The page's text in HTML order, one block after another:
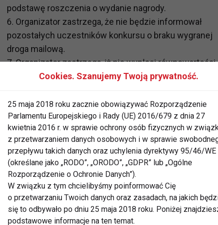
podstawę roszczenia o wydanie nagrody.
6. Organizator zastrzega, że nie będzie informował
pozostałych uczestników konkursu o braku wygranej
droga mailową.
7. Organizator zastrzega, iż nie wypłaci równowartości
nagród w gotówce.
siedzibie Organizatora. Organizator zastrzega sobie
możliwość publikacji danych zwycięzcy oraz treści
odpowiedzi na pytanie konkursowe m.in. na stronie
www.fit.pl
9. Za pomocą wiadomości email potwierdzającej
zwycięzca zostanie poproszony o potwierdzenie
osobowych oraz danych adresowych. Zwycięzca
zostanie także poinformowany, że w terminie 3 dni
roboczych od powiadomienia o wygranej powinien
Cookies. Szanujemy Twoją prywatność.
25 maja 2018 roku zacznie obowiązywać Rozporządzenie
Parlamentu Europejskiego i Rady (UE) 2016/679 z dnia 27
kwietnia 2016 r. w sprawie ochrony osób fizycznych w
z przetwarzaniem danych osobowych i w sprawie
przepływu takich danych oraz uchylenia dyrektywy 95/46/WE
(określane jako „RODO”, „ORODO”, „GDPR” lub „Ogólne
Rozporządzenie o Ochronie Danych”).
W związku z tym chcielibyśmy poinformować Cię
o przetwarzaniu Twoich danych oraz zasadach, na jakich
się to odbywało po dniu 25 maja 2018 roku. Poniżej
podstawowe informacje na ten temat.